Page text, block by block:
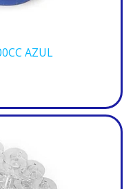
AZUL